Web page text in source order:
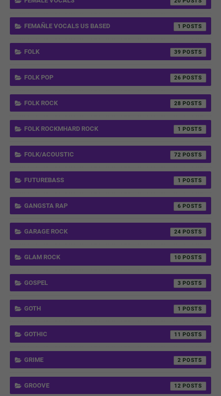
FEMAÑLE VOCALS US BASED 1
FOLK 39
FOLK POP 26
FOLK ROCK 28
FOLK ROCKMHARD ROCK 1
FOLK/ACOUSTIC 72
FUTUREBASS 1
GANGSTA RAP 6
GARAGE ROCK 24
GLAM ROCK 10
GOSPEL 3
GOTH 1
GOTHIC 11
GRIME 2
GROOVE 12